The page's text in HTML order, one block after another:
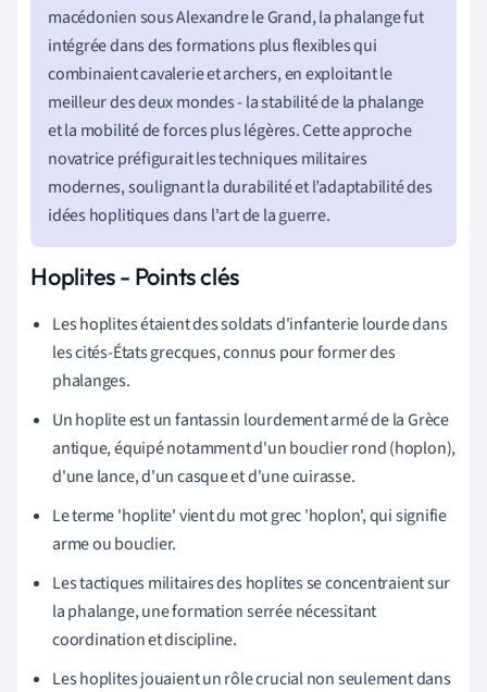
macédonien sous Alexandre le Grand, la phalange fut
intégrée dans des formations plus flexibles qui
combinaient cavalerie et archers, en exploitant le
meilleur des deux mondes - la stabilité de la phalange
et la mobilité de forces plus légères. Cette approche
novatrice préfigurait les techniques militaires
modernes, soulignant la durabilité et l’adaptabilité des
idées hoplitiques dans l'art de la guerre.
Hoplites - Points clés
Les hoplites étaient des soldats d'infanterie lourde dans
les cités-États grecques, connus pour former des
phalanges.
Un hoplite est un fantassin lourdement armé de la Grèce
antique, équipé notamment d'un bouclier rond (hoplon),
d'une lance, d'un casque et d'une cuirasse.
Le terme 'hoplite' vient du mot grec 'hoplon', qui signifie
arme ou bouclier.
Les tactiques militaires des hoplites se concentraient sur
la phalange, une formation serrée nécessitant
coordination et discipline.
Les hoplites jouaient un rôle crucial non seulement dans